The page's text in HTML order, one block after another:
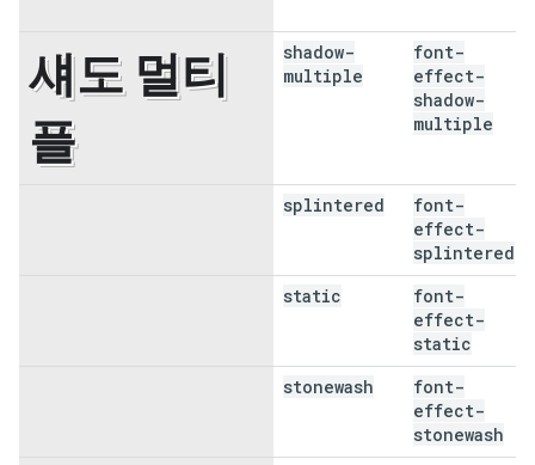
섀도 멀티
플
shadow-
multiple
font-
effect-
shadow-
multiple
splintered
font-
effect-
splintered
static
font-
effect-
static
stonewash
font-
effect-
stonewash